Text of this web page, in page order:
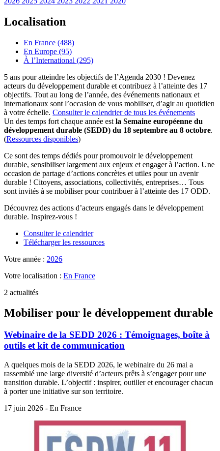
Localisation
En France (488)
En Europe (95)
À l’International (295)
5 ans pour atteindre les objectifs de l’Agenda 2030 ! Devenez
acteurs du développement durable et contribuez à l’atteinte des 17
objectifs. Tout au long de l’année, des événements nationaux et
internationaux sont l’occasion de vous mobiliser, d’agir au quotidien
à votre échelle. Consulter le calendrier de tous les événements
Un des temps fort chaque année est la Semaine européenne du
développement durable (SEDD) du 18 septembre au 8 octobre.
(Ressources disponibles)
Ce sont des temps dédiés pour promouvoir le développement
durable, sensibiliser largement aux enjeux et engager à l’action. Une
occasion de partage d’actions concrètes et utiles pour un avenir
durable ! Citoyens, associations, collectivités, entreprises… Tous
sont invités à se mobiliser pour contribuer à l’atteinte des 17 ODD.
Découvrez des actions d’acteurs engagés dans le développement
durable. Inspirez-vous !
Consulter le calendrier
Télécharger les ressources
Votre année : 2026
Votre localisation : En France
2 actualités
Mobiliser pour le développement durable
Webinaire de la SEDD 2026 : Témoignages, boîte à
outils et kit de communication
A quelques mois de la SEDD 2026, le webinaire du 26 mai a
rassemblé une large diversité d’acteurs prêts à s’engager pour une
transition durable. L’objectif : inspirer, outiller et encourager chacun
à porter une initiative sur son territoire.
17 juin 2026 - En France